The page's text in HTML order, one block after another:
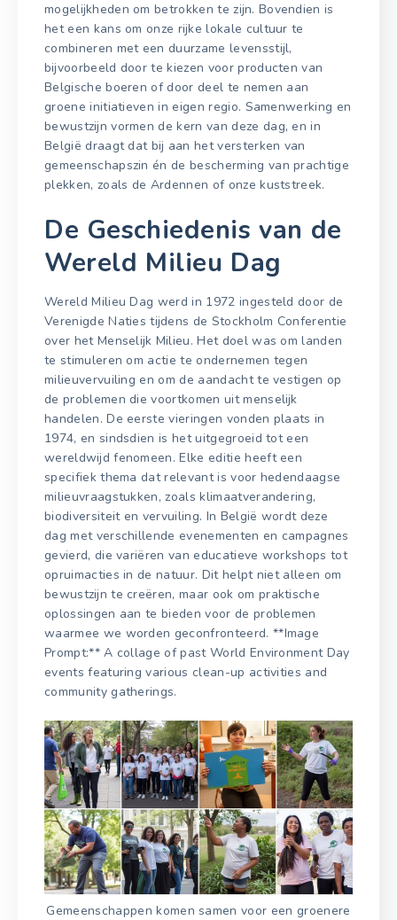
mogelijkheden om betrokken te zijn. Bovendien is
het een kans om onze rijke lokale cultuur te
combineren met een duurzame levensstijl,
bijvoorbeeld door te kiezen voor producten van
Belgische boeren of door deel te nemen aan
groene initiatieven in eigen regio. Samenwerking en
bewustzijn vormen de kern van deze dag, en in
België draagt dat bij aan het versterken van
gemeenschapszin én de bescherming van prachtige
plekken, zoals de Ardennen of onze kuststreek.
De Geschiedenis van de
Wereld Milieu Dag
Wereld Milieu Dag werd in 1972 ingesteld door de
Verenigde Naties tijdens de Stockholm Conferentie
over het Menselijk Milieu. Het doel was om landen
te stimuleren om actie te ondernemen tegen
milieuvervuiling en om de aandacht te vestigen op
de problemen die voortkomen uit menselijk
handelen. De eerste vieringen vonden plaats in
1974, en sindsdien is het uitgegroeid tot een
wereldwijd fenomeen. Elke editie heeft een
specifiek thema dat relevant is voor hedendaagse
milieuvraagstukken, zoals klimaatverandering,
biodiversiteit en vervuiling. In België wordt deze
dag met verschillende evenementen en campagnes
gevierd, die variëren van educatieve workshops tot
opruimacties in de natuur. Dit helpt niet alleen om
bewustzijn te creëren, maar ook om praktische
oplossingen aan te bieden voor de problemen
waarmee we worden geconfronteerd. **Image
Prompt:** A collage of past World Environment Day
events featuring various clean-up activities and
community gatherings.
Gemeenschappen komen samen voor een groenere